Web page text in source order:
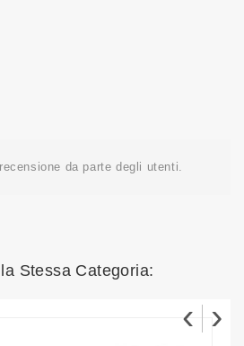
da parte degli utenti.
Stessa Categoria:
‹ ›